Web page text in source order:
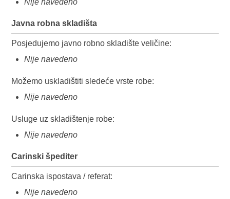
Javna robna skladišta
Posjedujemo javno robno skladište veličine:
Nije navedeno
Možemo uskladištiti sledeće vrste robe:
Nije navedeno
Usluge uz skladištenje robe:
Nije navedeno
Carinski špediter
Carinska ispostava / referat:
Nije navedeno